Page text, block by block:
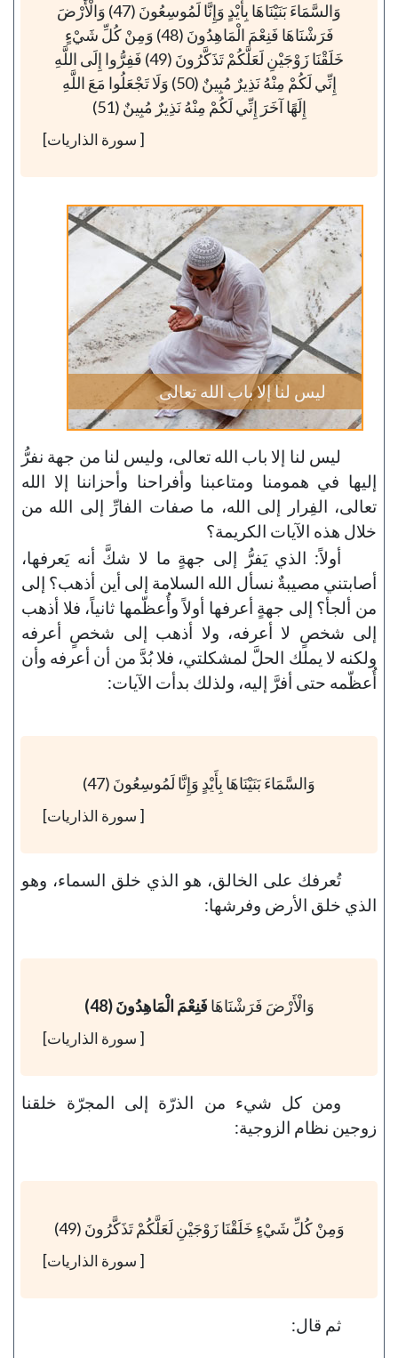
وَالسَّمَاءَ بَنَيْنَاهَا بِأَيْدٍ وَإِنَّا لَمُوسِعُونَ (47) وَالْأَرْضَ
فَرَشْنَاهَا فَنِعْمَ الْمَاهِدُونَ (48) وَمِنْ كُلِّ شَيْءٍ
خَلَقْنَا زَوْجَيْنِ لَعَلَّكُمْ تَذَكَّرُونَ (49) فَفِرُّوا إِلَى اللَّهِ
إِنِّي لَكُمْ مِنْهُ نَذِيرٌ مُبِينٌ (50) وَلَا تَجْعَلُوا مَعَ اللَّهِ
إِلَهًا آخَرَ إِنِّي لَكُمْ مِنْهُ نَذِيرٌ مُبِينٌ (51)
[ سورة الذاريات]
ليس لنا إلا باب الله تعالى
ليس لنا إلا باب الله تعالى، وليس لنا من جهة نفرُّ
إليها في همومنا ومتاعبنا وأفراحنا وأحزاننا إلا الله
تعالى، الفِرار إلى الله، ما صفات الفارِّ إلى الله من
خلال هذه الآيات الكريمة؟
أولاً: الذي يَفرُّ إلى جهةٍ ما لا شكَّ أنه يَعرفها،
أصابتني مصيبةٌ نسأل الله السلامة إلى أين أذهب؟ إلى
من ألجأ؟ إلى جهةٍ أعرفها أولاً وأُعظّمها ثانياً، فلا أذهب
إلى شخصٍ لا أعرفه، ولا أذهب إلى شخصٍ أعرفه
ولكنه لا يملك الحلَّ لمشكلتي، فلا بُدَّ من أن أعرفه وأن
أُعظّمه حتى أفرَّ إليه، ولذلك بدأت الآيات:
وَالسَّمَاءَ بَنَيْنَاهَا بِأَيْدٍ وَإِنَّا لَمُوسِعُونَ (47)
[ سورة الذاريات]
تُعرفك على الخالق، هو الذي خلق السماء، وهو
الذي خلق الأرض وفرشها:
وَالْأَرْضَ فَرَشْنَاهَا فَنِعْمَ الْمَاهِدُونَ (48)
[ سورة الذاريات]
ومن كل شيء من الذرّة إلى المجرّة خلقنا
زوجين نظام الزوجية:
وَمِنْ كُلِّ شَيْءٍ خَلَقْنَا زَوْجَيْنِ لَعَلَّكُمْ تَذَكَّرُونَ (49)
[ سورة الذاريات]
ثم قال: